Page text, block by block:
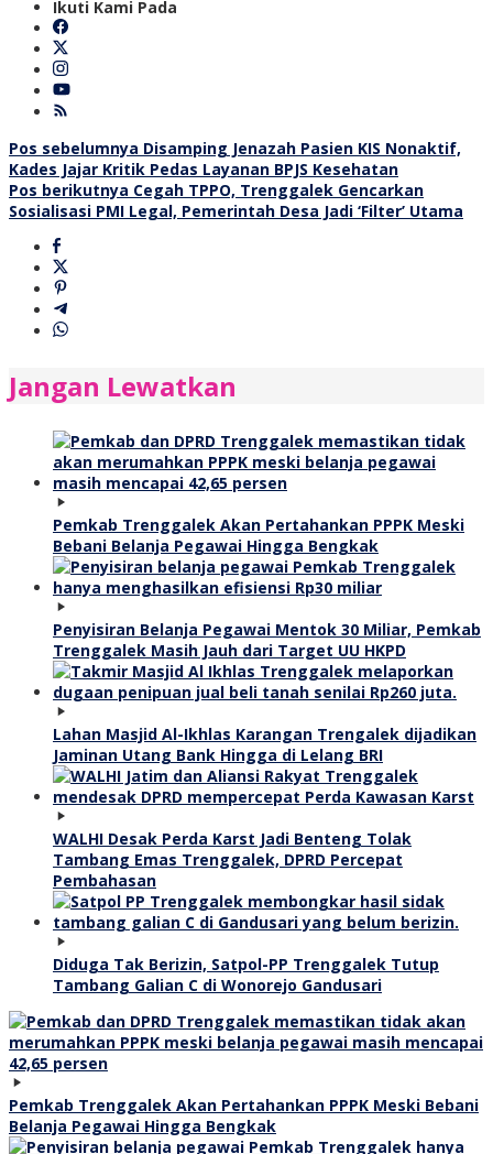
Ikuti Kami Pada
Navigasi
pos
Pos sebelumnya Disamping Jenazah Pasien KIS Nonaktif,
Kades Jajar Kritik Pedas Layanan BPJS Kesehatan
Pos berikutnya Cegah TPPO, Trenggalek Gencarkan
Sosialisasi PMI Legal, Pemerintah Desa Jadi ‘Filter’ Utama
Jangan Lewatkan
Pemkab Trenggalek Akan Pertahankan PPPK Meski
Bebani Belanja Pegawai Hingga Bengkak
Penyisiran Belanja Pegawai Mentok 30 Miliar, Pemkab
Trenggalek Masih Jauh dari Target UU HKPD
Lahan Masjid Al-Ikhlas Karangan Trengalek dijadikan
Jaminan Utang Bank Hingga di Lelang BRI
WALHI Desak Perda Karst Jadi Benteng Tolak
Tambang Emas Trenggalek, DPRD Percepat
Pembahasan
Diduga Tak Berizin, Satpol-PP Trenggalek Tutup
Tambang Galian C di Wonorejo Gandusari
Pemkab Trenggalek Akan Pertahankan PPPK Meski Bebani
Belanja Pegawai Hingga Bengkak